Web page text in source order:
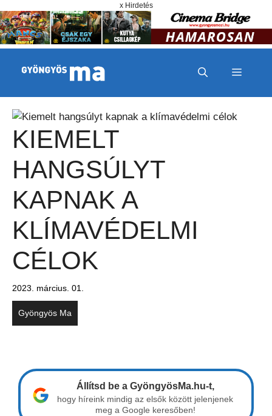
x Hirdetés
MENÜ
KIEMELT
HANGSÚLYT
KAPNAK A
KLÍMAVÉDELMI
CÉLOK
2023. március. 01.
Gyöngyös Ma
Állítsd be a GyöngyösMa.hu-t,
hogy híreink mindig az elsők között jelenjenek
meg a Google keresőben!